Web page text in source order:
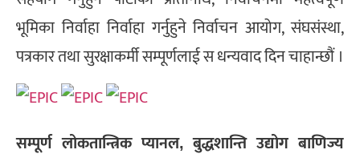
भूमिका निर्वाहा निर्वाहा गर्नुहुने निर्वाचन आयोग, संघसंस्था,
पत्रकार तथा सुरक्षाकर्मी सम्पूर्णलाई स धन्यवाद दिन चाहान्छौं ।
सम्पूर्ण लोकतान्त्रिक प्यानल, बुद्धशान्ति उद्योग बाणिज्य